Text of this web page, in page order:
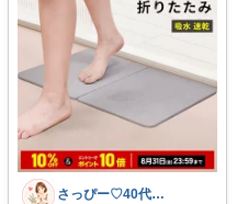
さっぴー♡40代主婦・楽天おすすめ品紹介